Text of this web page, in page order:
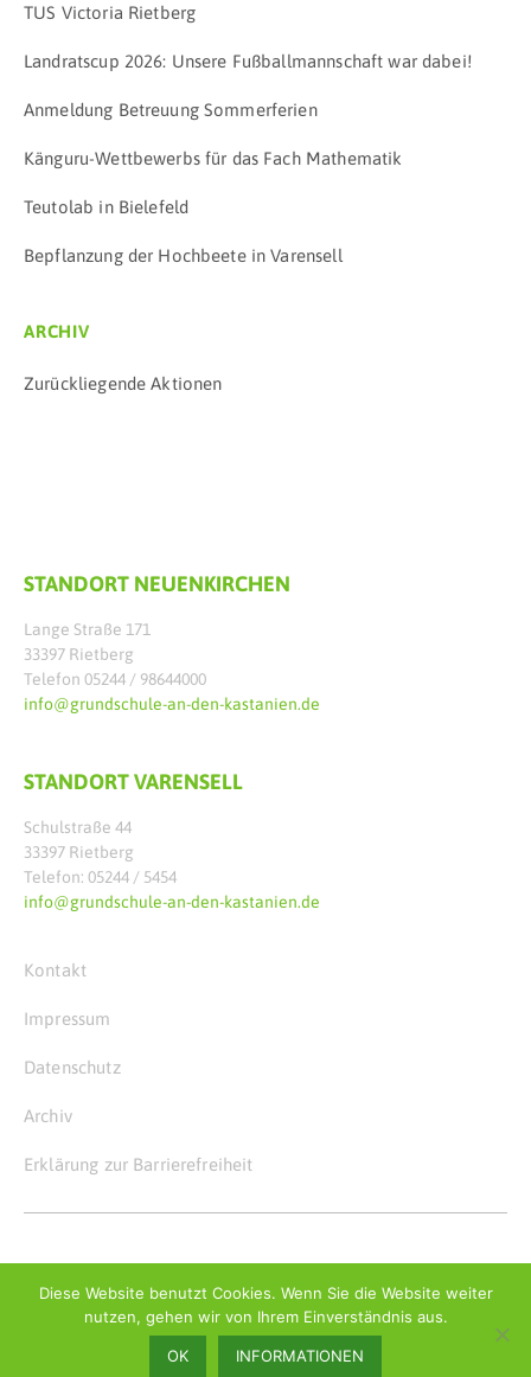
TUS Victoria Rietberg
Landratscup 2026: Unsere Fußballmannschaft war dabei!
Anmeldung Betreuung Sommerferien
Känguru-Wettbewerbs für das Fach Mathematik
Teutolab in Bielefeld
Bepflanzung der Hochbeete in Varensell
ARCHIV
Zurückliegende Aktionen
STANDORT NEUENKIRCHEN
Lange Straße 171
33397 Rietberg
Telefon 05244 / 98644000
info@grundschule-an-den-kastanien.de
STANDORT VARENSELL
Schulstraße 44
33397 Rietberg
Telefon: 05244 / 5454
info@grundschule-an-den-kastanien.de
Kontakt
Impressum
Datenschutz
Archiv
Erklärung zur Barrierefreiheit
Diese Website benutzt Cookies. Wenn Sie die Website weiter
nutzen, gehen wir von Ihrem Einverständnis aus.
OK INFORMATIONEN